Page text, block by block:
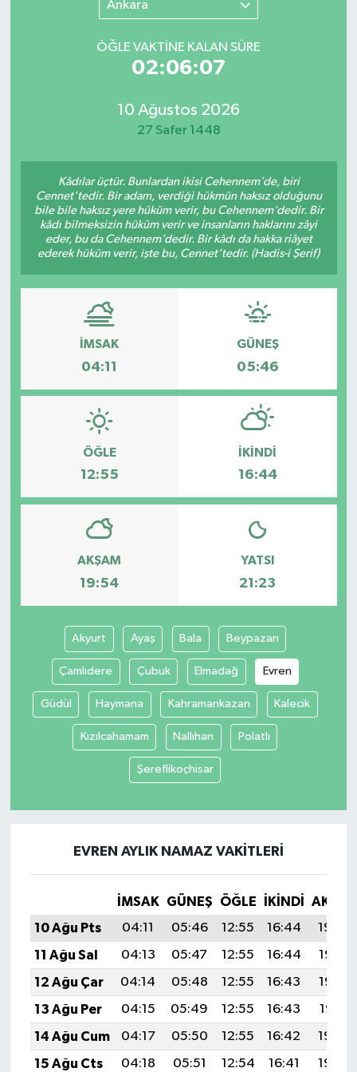
Ankara
ÖĞLE VAKTİNE KALAN SÜRE
02:06:07
10 Ağustos 2026
27 Safer 1448
Kâdılar üçtür. Bunlardan ikisi Cehennem’de, biri
Cennet’tedir. Bir adam, verdiği hükmün haksız olduğunu
bile bile haksız yere hüküm verir, bu Cehennem’dedir. Bir
kâdı bilmeksizin hüküm verir ve insanların haklarını zâyi
eder, bu da Cehennem’dedir. Bir kâdı da hakka riâyet
ederek hüküm verir, işte bu, Cennet’tedir. (Hadis-i Şerif)
İMSAK
04:11
GÜNEŞ
05:46
ÖĞLE
12:55
İKINDI
16:44
AKŞAM
19:54
YATSI
21:23
Akyurt Ayaş Bala Beypazarı
Çamlıdere Çubuk Elmadağ Evren
Güdül Haymana Kahramankazan Kalecik
Kızılcahamam Nallıhan Polatlı
Şereflikoçhisar
EVREN AYLIK NAMAZ VAKITLERI
İMSAK GÜNEŞ ÖĞLE İKINDI
10 Ağu Pts
04:11 05:46 12:55 16:44
19:54
11 Ağu Sal
04:13 05:47 12:55 16:44
19:53
12 Ağu Çar
04:14 05:48 12:55 16:43
19:52
13 Ağu Per
04:15 05:49 12:55 16:43
19:51
14 Ağu Cum
04:17 05:50 12:55 16:42
19:49
15 Ağu Cts
04:18 05:51 12:54 16:41
19:48
YARIŞMA/ETKİNLİKLER
MEVZUAT/KARARLAR